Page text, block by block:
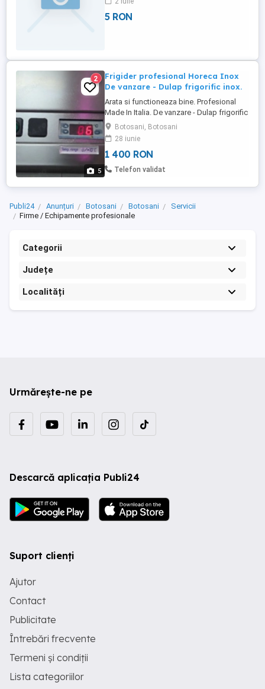
electrice de joasa tensiune cu sediul in
Botosani. Cei interesati lasati mesaj.
5 RON
5
2
Frigider profesional Horeca Inox
De vanzare - Dulap frigorific inox.
Arata si functioneaza bine. Profesional
Made In Italia. De vanzare - Dulap frigorific
inox, 700 litri
Botosani, Botosani
28 iunie
1 400 RON
Telefon validat
Publi24 Anunțuri Botosani Botosani
Servicii
Firme / Echipamente profesionale
Categorii
Județe
Localități
Urmărește-ne pe
Descarcă aplicația Publi24
Suport clienți
Ajutor
Contact
Publicitate
Întrebări frecvente
Termeni și condiții
Lista categoriilor